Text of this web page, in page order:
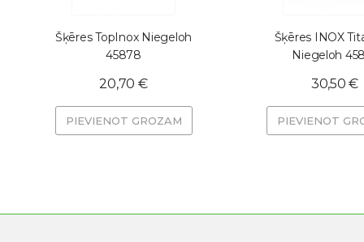
Šķēres TopInox Niegeloh
45878
20,70 €
PIEVIENOT GROZAM
Šķēres INOX
Niegeloh
30,50 €
PIEVIENOT